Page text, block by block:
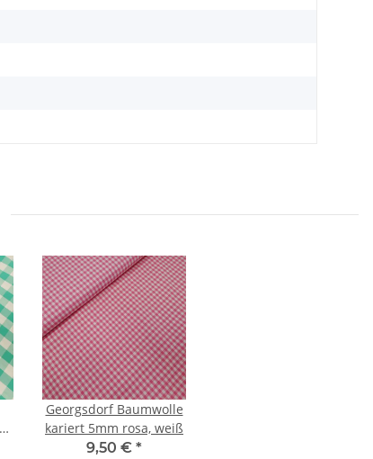
Georgsdorf Baumwolle
kariert 5mm rosa, weiß
9,50 € *